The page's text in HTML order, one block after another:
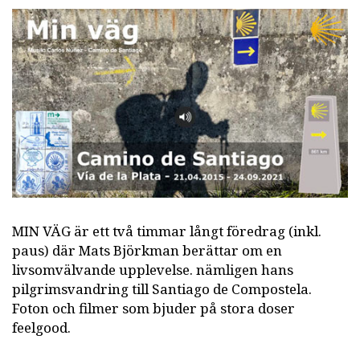
MIN VÄG är ett två timmar långt föredrag (inkl.
paus) där Mats Björkman berättar om en
livsomvälvande upplevelse. nämligen hans
pilgrimsvandring till Santiago de Compostela.
Foton och filmer som bjuder på stora doser
feelgood.